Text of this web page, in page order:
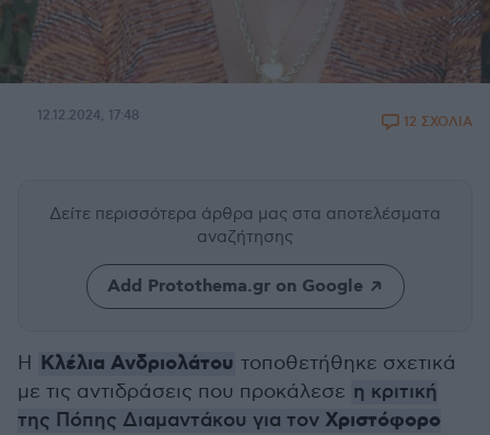
12.12.2024, 17:48 12 ΣΧΟΛΙΑ
Δείτε περισσότερα άρθρα μας στα αποτελέσματα
αναζήτησης
Add Protothema.gr on Google
Η Κλέλια Ανδριολάτου τοποθετήθηκε σχετικά
με τις αντιδράσεις που προκάλεσε η κριτική
της Πόπης Διαμαντάκου για τον Χριστόφορο